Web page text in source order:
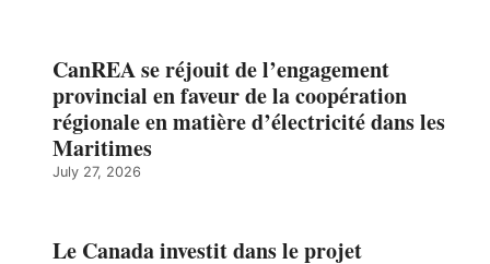
CanREA se réjouit de l’engagement
provincial en faveur de la coopération
régionale en matière d’électricité dans les
Maritimes
July 27, 2026
Le Canada investit dans le projet